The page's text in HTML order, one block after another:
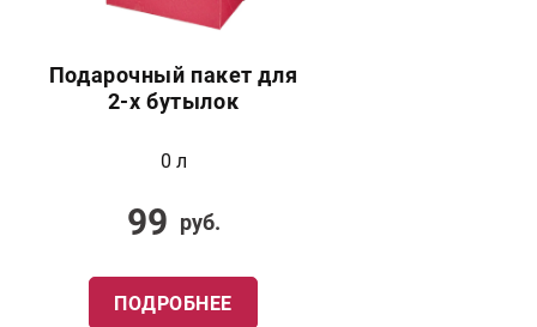
Подарочный пакет для
2-х бутылок
0 л
99 руб.
ПОДРОБНЕЕ